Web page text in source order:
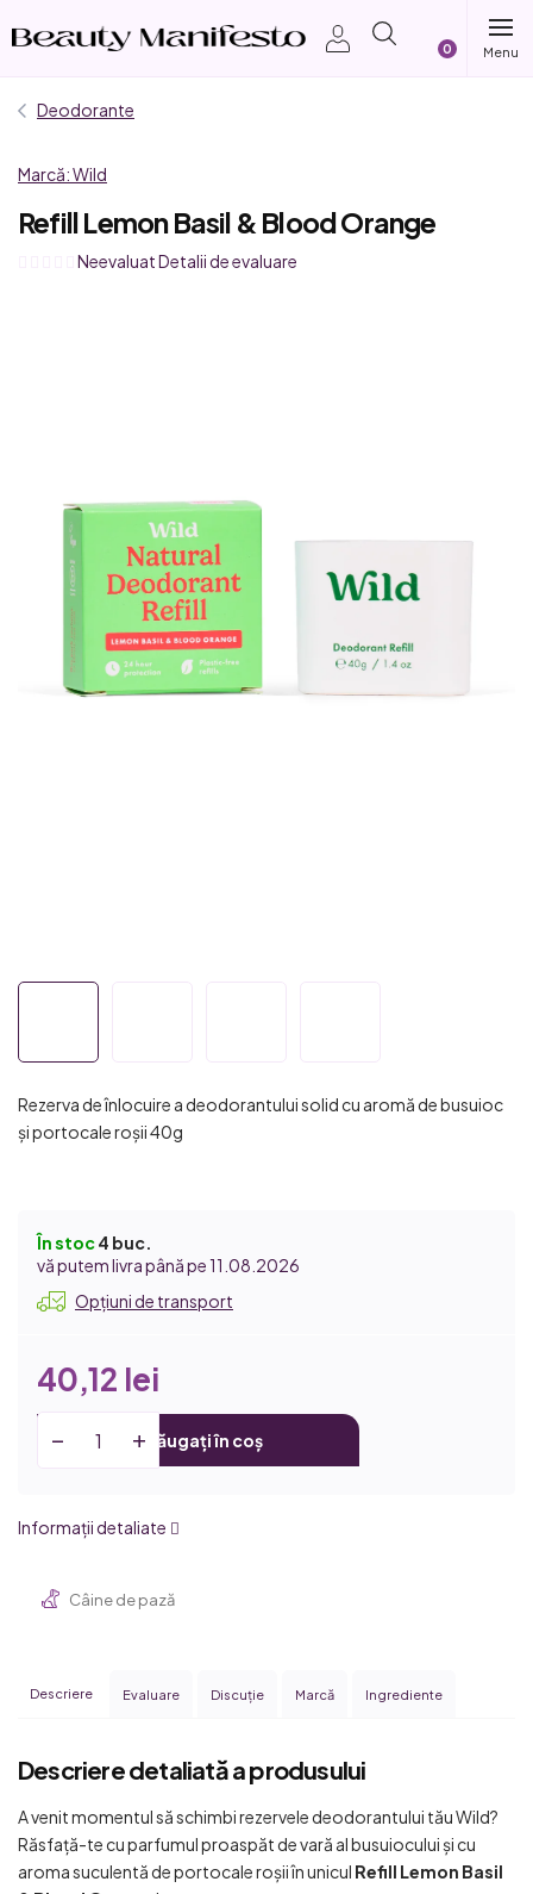
Deodorante
Marcă:Wild
Refill Lemon Basil & Blood Orange
Evaluarea
NeevaluatDetalii de evaluare
Rezerva de înlocuire a deodorantului solid cu aromă de busuioc
și portocale roșii 40g
În stoc4 buc.
11.08.2026
Opțiuni de transport
40,12 lei
Adăugați în coș
Informaţii detaliate
Câine de pază
Descriere Evaluare Discuţie Marcă Ingrediente
Descriere detaliată a produsului
A venit momentul să schimbi rezervele deodorantului tău Wild?
Răsfață-te cu parfumul proaspăt de vară al busuiocului și cu
aroma suculentă de portocale roșii în unicul Refill Lemon Basil